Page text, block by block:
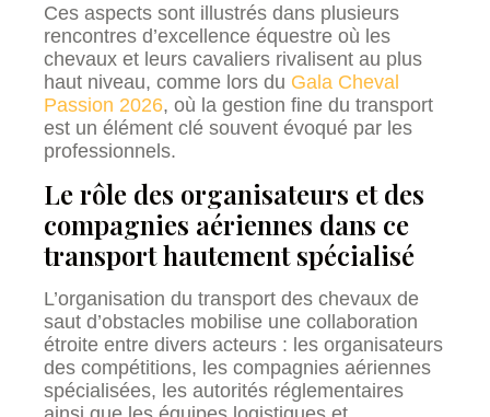
Ces aspects sont illustrés dans plusieurs
rencontres d’excellence équestre où les
chevaux et leurs cavaliers rivalisent au plus
haut niveau, comme lors du Gala Cheval
Passion 2026, où la gestion fine du transport
est un élément clé souvent évoqué par les
professionnels.
Le rôle des organisateurs et des
compagnies aériennes dans ce
transport hautement spécialisé
L’organisation du transport des chevaux de
saut d’obstacles mobilise une collaboration
étroite entre divers acteurs : les organisateurs
des compétitions, les compagnies aériennes
spécialisées, les autorités réglementaires